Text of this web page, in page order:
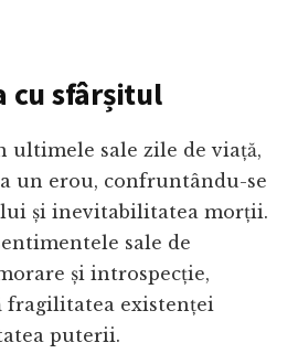
cu sfârșitul
ultimele sale zile de viață,
un erou, confruntându-se
și inevitabilitatea morții.
sale de
și introspecție,
existenței
puterii.